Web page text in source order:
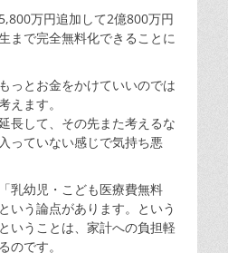
万円追加して2億800万円
まで完全無料化できることに
っとお金をかけていいのでは
えます。
長して、その先また考えるな
っていない感じで気持ち悪
乳幼児・こども医療費無料
いう論点があります。という
いうことは、家計への負担軽
のです。